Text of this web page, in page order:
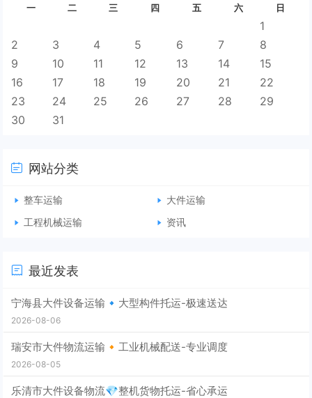
一 二 三 四 五 六 日
1
2
3 4 5 6 7
8
9
10 11 12 13 14
15
16
17 18 19 20 21
22
23
24 25 26 27 28
29
30
31
网站分类
整车运输
大件运输
工程机械运输
资讯
最近发表
宁海县大件设备运输🔹大型构件托运-极速送达
2026-08-06
瑞安市大件物流运输🔸工业机械配送-专业调度
2026-08-05
乐清市大件设备物流💎整机货物托运-省心承运